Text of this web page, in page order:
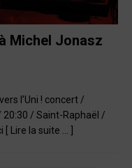
Michel Jonasz
l’Uni ! concert /
/ Saint-Raphaël /
[ Lire la suite … ]